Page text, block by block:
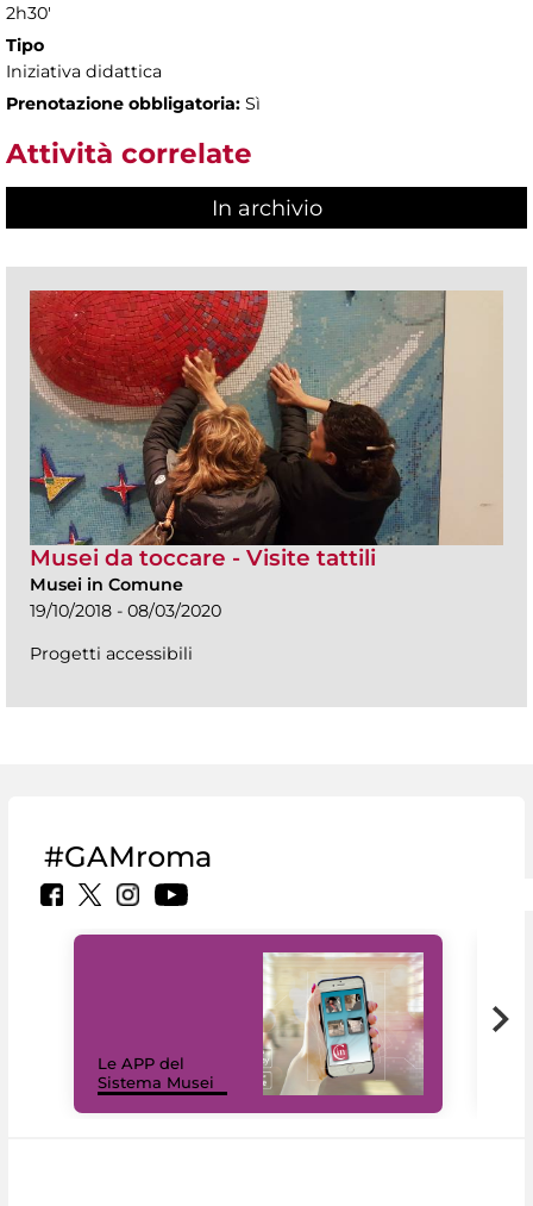
2h30'
Tipo
Iniziativa didattica
Prenotazione obbligatoria: Sì
Attività correlate
In archivio
Musei da toccare - Visite tattili
Musei in Comune
19/10/2018 - 08/03/2020
Progetti accessibili
#GAMroma
Le APP del
Sistema Musei